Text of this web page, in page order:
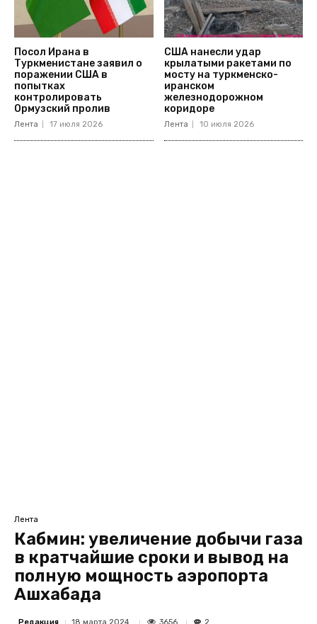
Посол Ирана в
Туркменистане заявил о
поражении США в
попытках
контролировать
Ормузский пролив
Лента 17 июля 2026
США нанесли удар
крылатыми ракетами по
мосту на туркменско-
иранском
железнодорожном
коридоре
Лента 10 июля 2026